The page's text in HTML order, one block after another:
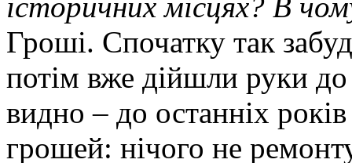
історичних місцях? В
Гроші. Спочатку так
потім вже дійшли руки
видно – до останніх
грошей: нічого не